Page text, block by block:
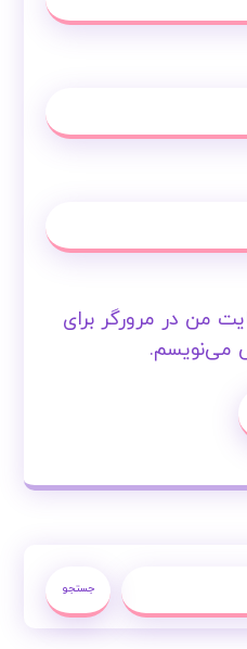
من در مرورگر برای
می‌نویسم.
جستجو